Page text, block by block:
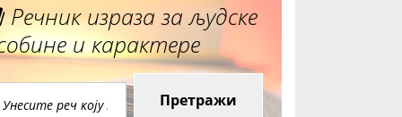
Речник израза за људске
и карактере
Претражи